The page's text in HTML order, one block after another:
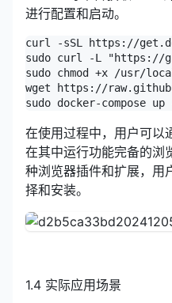
进行配置和启动。
curl -sSL https://
sudo curl -L "https://
sudo chmod +x /usr/
wget https://
sudo docker-compose up
在使用过程中，用户可以
在其中运行功能完备的浏
种浏览器插件和扩展，用
择和安装。
1.4 实际应用场景